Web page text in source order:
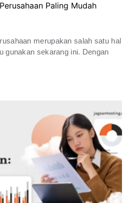
Paling Mudah
merupakan salah satu hal
gunakan sekarang ini. Dengan